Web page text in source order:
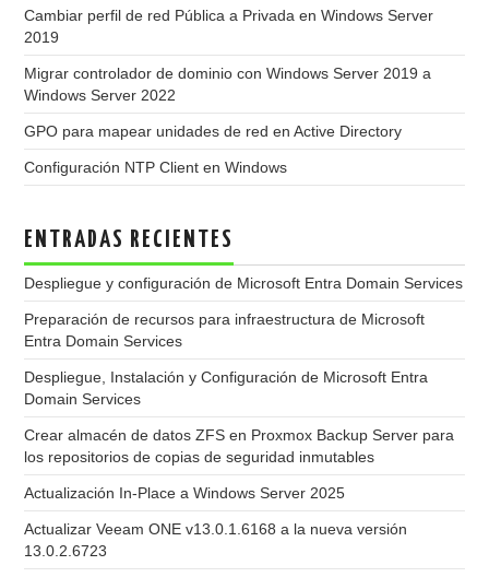
Cambiar perfil de red Pública a Privada en Windows Server
2019
Migrar controlador de dominio con Windows Server 2019 a
Windows Server 2022
GPO para mapear unidades de red en Active Directory
Configuración NTP Client en Windows
ENTRADAS RECIENTES
Despliegue y configuración de Microsoft Entra Domain Services
Preparación de recursos para infraestructura de Microsoft
Entra Domain Services
Despliegue, Instalación y Configuración de Microsoft Entra
Domain Services
Crear almacén de datos ZFS en Proxmox Backup Server para
los repositorios de copias de seguridad inmutables
Actualización In-Place a Windows Server 2025
Actualizar Veeam ONE v13.0.1.6168 a la nueva versión
13.0.2.6723